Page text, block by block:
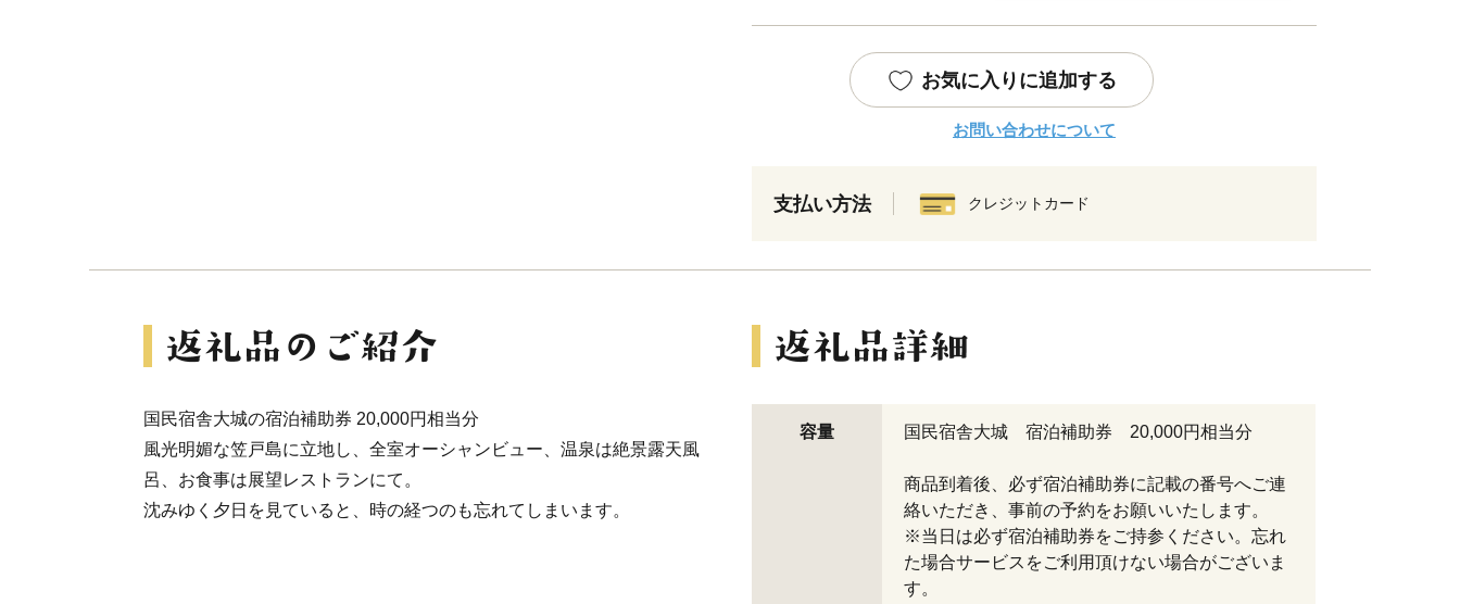
お気に入りに追加する
お問い合わせについて
支払い方法 クレジットカード
国民宿舎大城の宿泊補助券 20,000円相当分
風光明媚な笠戸島に立地し、全室オーシャンビュー、温泉は絶景露天風
呂、お食事は展望レストランにて。
沈みゆく夕日を見ていると、時の経つのも忘れてしまいます。
容量 国民宿舎大城 宿泊補助券 20,000円相当分
商品到着後、必ず宿泊補助券に記載の番号へご連
絡いただき、事前の予約をお願いいたします。
※当日は必ず宿泊補助券をご持参ください。忘れ
た場合サービスをご利用頂けない場合がございま
す。